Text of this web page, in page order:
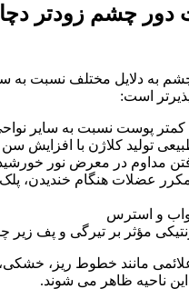
چشم زودتر
به دلایل مختلف نسبت به
است:
پوست نسبت به سایر
تولید کلاژن با افزایش سن
مداوم در معرض نور
عضلات هنگام خندیدن،
و استرس
مؤثر بر تیرگی و پف زیر
مانند خطوط ریز،
این ناحیه ظاهر می شوند.